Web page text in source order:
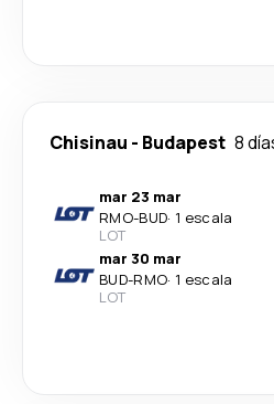
Chisinau - Budapest 8
mar 23 mar
RMO-BUD· 1 escala
LOT
mar 30 mar
BUD-RMO· 1 escala
LOT